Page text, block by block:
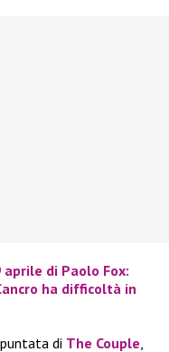
di Paolo Fox:
ha difficoltà in
di The Couple,